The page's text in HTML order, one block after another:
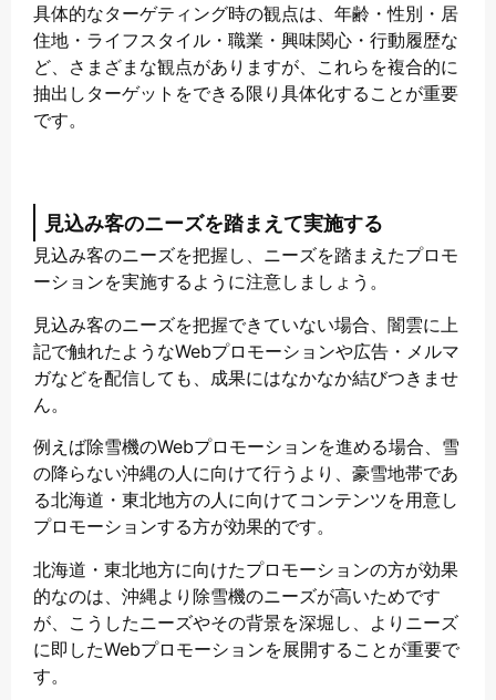
具体的なターゲティング時の観点は、年齢・性別・居
住地・ライフスタイル・職業・興味関心・行動履歴な
ど、さまざまな観点がありますが、これらを複合的に
抽出しターゲットをできる限り具体化することが重要
です。
見込み客のニーズを踏まえて実施する
見込み客のニーズを把握し、ニーズを踏まえたプロモ
ーションを実施するように注意しましょう。
見込み客のニーズを把握できていない場合、闇雲に上
記で触れたようなWebプロモーションや広告・メルマ
ガなどを配信しても、成果にはなかなか結びつきませ
ん。
例えば除雪機のWebプロモーションを進める場合、雪
の降らない沖縄の人に向けて行うより、豪雪地帯であ
る北海道・東北地方の人に向けてコンテンツを用意し
プロモーションする方が効果的です。
北海道・東北地方に向けたプロモーションの方が効果
的なのは、沖縄より除雪機のニーズが高いためです
が、こうしたニーズやその背景を深堀し、よりニーズ
に即したWebプロモーションを展開することが重要で
す。